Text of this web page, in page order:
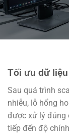
Tối ưu dữ liệu
Sau quá trình
nhiễu, lỗ hổng
được xử lý đúng
tiếp đến độ